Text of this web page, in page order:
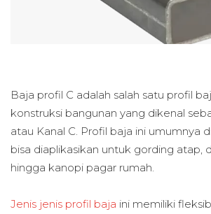
Baja profil C adalah salah satu profil
konstruksi bangunan yang dikenal
atau Kanal C. Profil baja ini umumnya
bisa diaplikasikan untuk gording atap,
hingga kanopi pagar rumah.
Jenis jenis profil baja ini memiliki